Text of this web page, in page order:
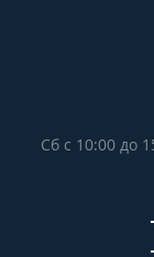
Сб с 10:00 до